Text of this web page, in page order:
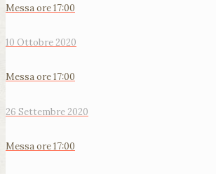
Messa ore 17:00
10 Ottobre 2020
Messa ore 17:00
26 Settembre 2020
Messa ore 17:00